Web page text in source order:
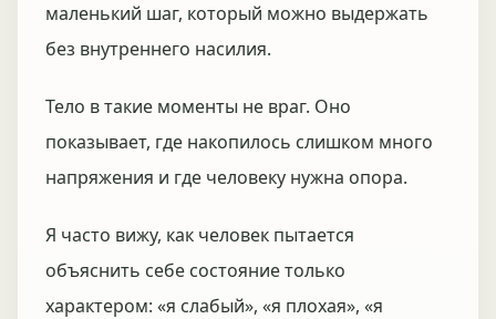
маленький шаг, который можно выдержать
без внутреннего насилия.
Тело в такие моменты не враг. Оно
показывает, где накопилось слишком много
напряжения и где человеку нужна опора.
Я часто вижу, как человек пытается
объяснить себе состояние только
характером: «я слабый», «я плохая», «я